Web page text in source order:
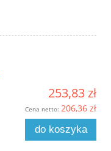
253,83 zł
Cena netto: 206,36 zł
do koszyka